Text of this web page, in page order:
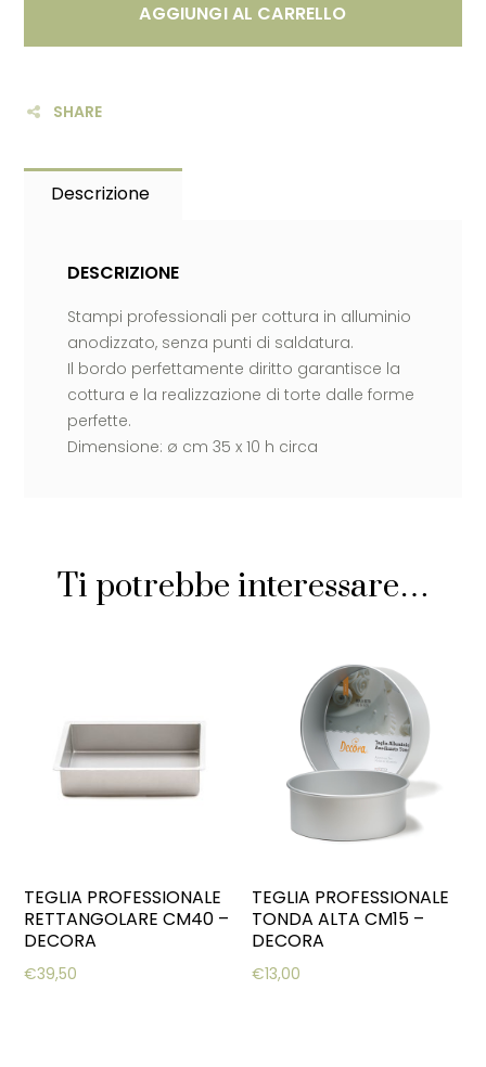
AGGIUNGI AL CARRELLO
SHARE
Descrizione
DESCRIZIONE
Stampi professionali per cottura in alluminio
anodizzato, senza punti di saldatura.
Il bordo perfettamente diritto garantisce la
cottura e la realizzazione di torte dalle forme
perfette.
Dimensione: ø cm 35 x 10 h circa
Ti potrebbe interessare…
TEGLIA PROFESSIONALE
RETTANGOLARE CM40 –
DECORA
€39,50
TEGLIA PROFESSIONALE
TONDA ALTA CM15 –
DECORA
€13,00